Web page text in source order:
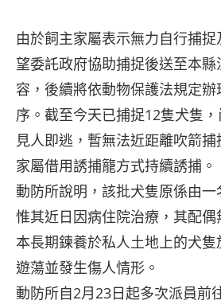
由於飼主家屬表示無力自行捕
望委託政府協助捕捉後送至本
容，後續將依動物保護法規定
序。截至今天已捕捉12隻犬隻，
見人即逃，暫無法近距離吹箭
家屬借用誘捕籠方式持續誘捕。
動防所說明，該批犬隻原係由一
惟其近日因病住院治療，其配
本長期鍊養於私人土地上的犬
遊蕩並發生傷人情形。
動防所自2月23日起多次派員前